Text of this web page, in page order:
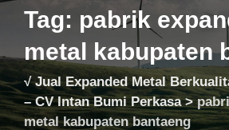
Tag: pabrik
metal kabupaten
√ Jual Expanded Metal
– CV Intan Bumi Perkasa>
metal kabupaten bantaeng